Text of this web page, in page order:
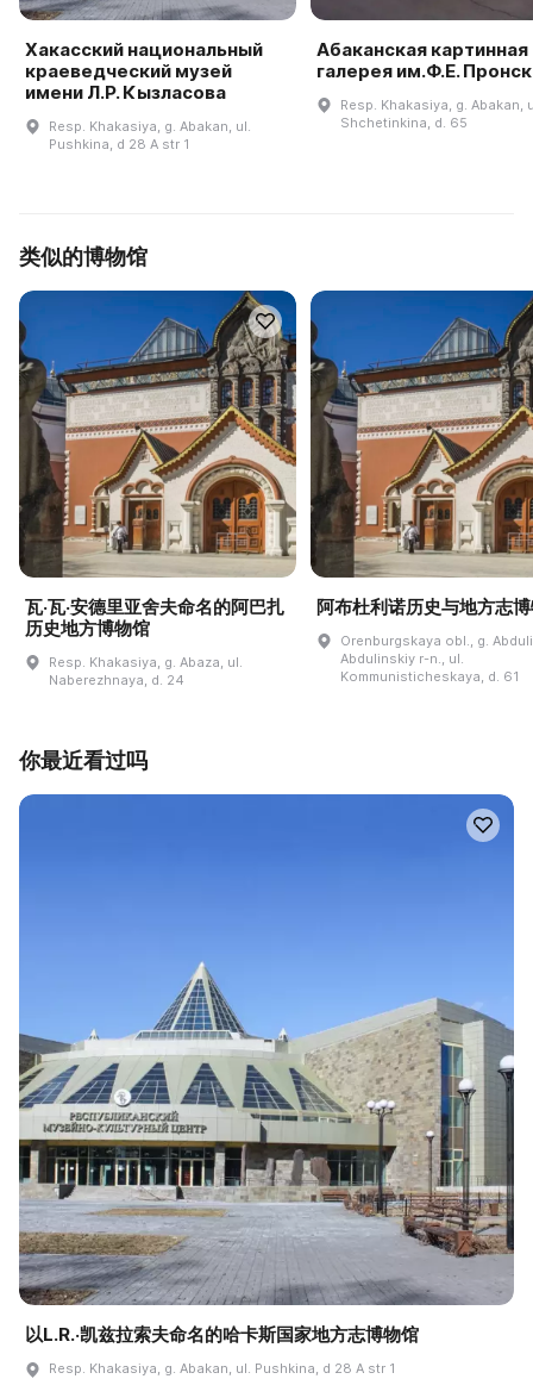
Хакасский национальный
краеведческий музей
имени Л.Р. Кызласова
Resp. Khakasiya, g. Abakan, ul.
Pushkina, d 28 A str 1
Абаканская картинная
галерея им.Ф.Е.
Resp. Khakasiya, g. Abakan,
Shchetinkina, d. 65
类似的博物馆
瓦·瓦·安德里亚舍夫命名的阿巴扎
历史地方博物馆
Resp. Khakasiya, g. Abaza, ul.
Naberezhnaya, d. 24
阿布杜利诺历史与地方志
Orenburgskaya obl., g.
Abdulinskiy r-n., ul.
Kommunisticheskaya, d. 61
你最近看过吗
以L.R.·凯兹拉索夫命名的哈卡斯国家地方志博物馆
Resp. Khakasiya, g. Abakan, ul. Pushkina, d 28 A str 1